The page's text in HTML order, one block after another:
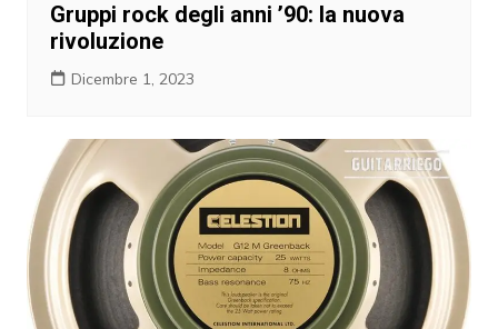
Gruppi rock degli anni ’90: la nuova
rivoluzione
Dicembre 1, 2023